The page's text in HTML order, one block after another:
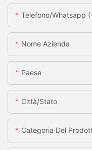
Telefono/whatsapp
Nome Azienda
Paese
Città/stato
Categoria Del